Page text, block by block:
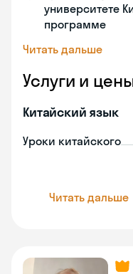
университете
программе
Читать дальше
Услуги и
Китайский язык
Уроки китайского
Читать дальше